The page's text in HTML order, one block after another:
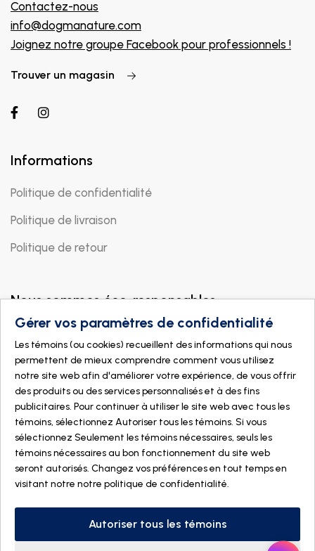
Contactez-nous
info@dogmanature.com
Joignez notre groupe Facebook pour professionnels !
Trouver un magasin
Informations
Politique de confidentialité
Politique de livraison
Politique de retour
Nous sommes éco-responsables
© 2026 DOGMÄ NATURE. Tous droits réservés
Fait avec
parIGM Informatique inc
Gérer vos paramètres de confidentialité
Les témoins (ou cookies) recueillent des informations qui nous
permettent de mieux comprendre comment vous utilisez
notre site web afin d'améliorer votre expérience, de vous offrir
des produits ou des services personnalisés et à des fins
publicitaires. Pour continuer à utiliser le site web avec tous les
témoins, sélectionnez Autoriser tous les témoins. Si vous
sélectionnez Seulement les témoins nécessaires, seuls les
témoins nécessaires au bon fonctionnement du site web
seront autorisés. Changez vos préférences en tout temps en
visitant notre notre politique de confidentialité.
Autoriser tous les témoins